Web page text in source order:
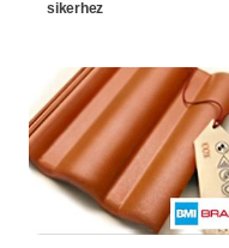
sikerhez